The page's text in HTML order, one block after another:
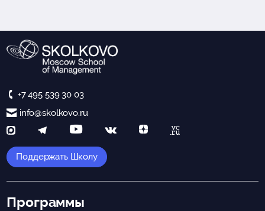
+7 495 539 30 03
info@skolkovo.ru
Поддержать Школу
Программы